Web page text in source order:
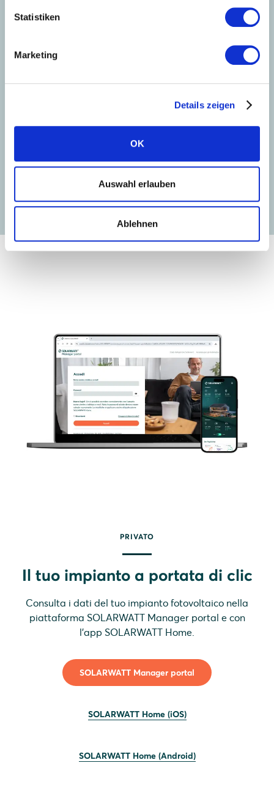
Statistiken
Marketing
Details zeigen
OK
Auswahl erlauben
Ablehnen
Introduzione al
commissioning
Leggi la guida Guarda il tutorial
PRIVATO
Il tuo impianto a portata di clic
Consulta i dati del tuo impianto fotovoltaico nella
piattaforma SOLARWATT Manager portal e con
l'app SOLARWATT Home.
SOLARWATT Manager portal
SOLARWATT Home (iOS)
SOLARWATT Home (Android)